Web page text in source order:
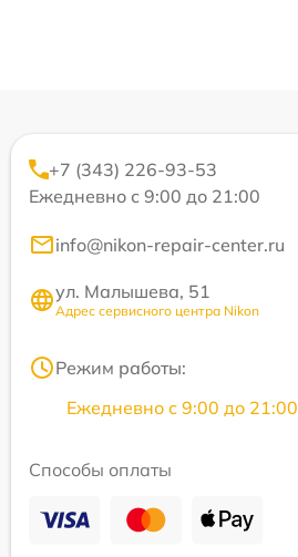
+7 (343) 226-93-53
Ежедневно с 9:00 до 21:00
info@nikon-repair-center.ru
ул. Малышева, 51
Адрес сервисного центра Nikon
Режим работы:
Ежедневно с 9:00 до 21:00
Способы оплаты